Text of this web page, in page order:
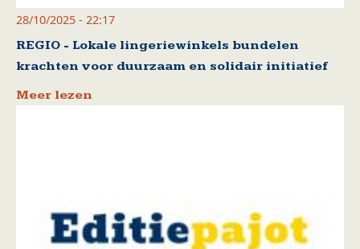
28/10/2025 - 22:17
REGIO - Lokale lingeriewinkels bundelen
krachten voor duurzaam en solidair initiatief
Meer lezen